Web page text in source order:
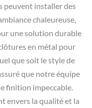
peuvent installer des
chaleureuse,
une solution durable
en métal pour
que soit le style de
que notre équipe
finition impeccable.
envers la qualité et la